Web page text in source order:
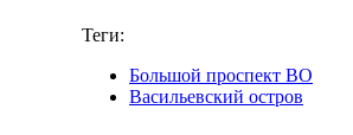
Теги:
Большой проспект ВО
Васильевский остров